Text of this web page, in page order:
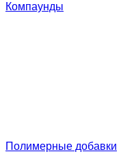
Компаунды
Полимерные добавки